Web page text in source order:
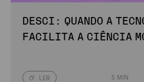
DESCI: QUANDO A
FACILITA A CIÊNCIA
LER 5 MIN